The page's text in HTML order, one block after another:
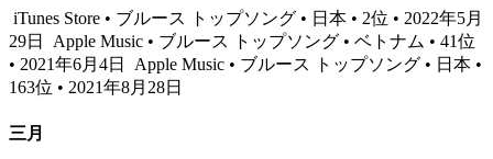
iTunes Store • ブルース トップソング • 日本 • 2位 • 2022年5月
29日
Apple Music • ブルース トップソング • ベトナム • 41位
• 2021年6月4日
Apple Music • ブルース トップソング • 日本 •
163位 • 2021年8月28日
三月